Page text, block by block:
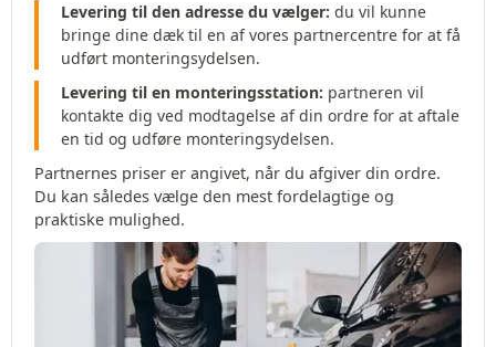
Levering til den adresse du vælger: du vil kunne
bringe dine dæk til en af vores partnercentre for at få
udført monteringsydelsen.
Levering til en monteringsstation: partneren vil
kontakte dig ved modtagelse af din ordre for at aftale
en tid og udføre monteringsydelsen.
Partnernes priser er angivet, når du afgiver din ordre.
Du kan således vælge den mest fordelagtige og
praktiske mulighed.